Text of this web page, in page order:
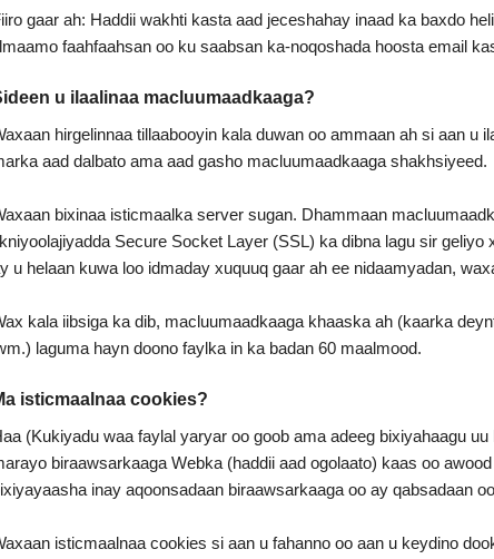
gaar ah: Haddii wakhti kasta aad jeceshahay inaad ka baxdo
faahfaahsan oo ku saabsan ka-noqoshada hoosta email
u ilaalinaa macluumaadkaaga?
hirgelinnaa tillaabooyin kala duwan oo ammaan ah si aan u
aad dalbato ama aad gasho macluumaadkaaga shakhsiyeed.
bixinaa isticmaalka server sugan. Dhammaan
Secure Socket Layer (SSL) ka dibna lagu sir
u helaan kuwa loo idmaday xuquuq gaar ah ee nidaamyadan,
kala iibsiga ka dib, macluumaadkaaga khaaska ah (kaarka
laguma hayn doono faylka in ka badan 60 maalmood.
isticmaalnaa cookies?
(Kukiyadu waa faylal yaryar oo goob ama adeeg bixiyahaagu
biraawsarkaaga Webka (haddii aad ogolaato) kaas oo
inay aqoonsadaan biraawsarkaaga oo ay qabsadaan
isticmaalnaa cookies si aan u fahanno oo aan u keydino